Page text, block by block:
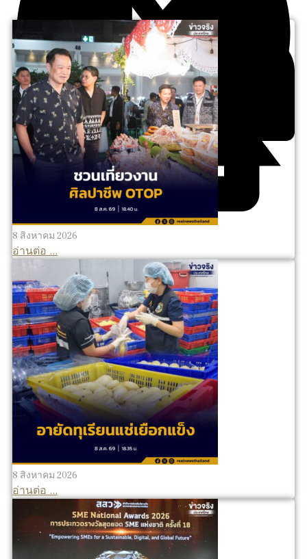
8 สิงหาคม 2026
อ่านต่อ ...
8 สิงหาคม 2026
อ่านต่อ ...